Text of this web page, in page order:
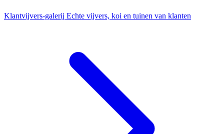
Klantvijvers-galerij Echte vijvers, koi en tuinen van klanten